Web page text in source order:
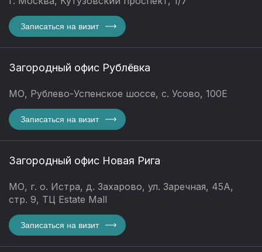
Записаться на визит
Загородный офис Рублёвка
МО, Рублево-Успенское шоссе, с. Усово, 100Е
Записаться на визит
Загородный офис Новая Рига
МО, г. о. Истра, д. Захарово, ул. Заречная, 45А,
стр. 9, ТЦ Estate Mall
Записаться на визит